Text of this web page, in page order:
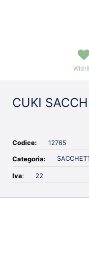
CUKI
Codice: 12765
Categoria:
Iva: 22